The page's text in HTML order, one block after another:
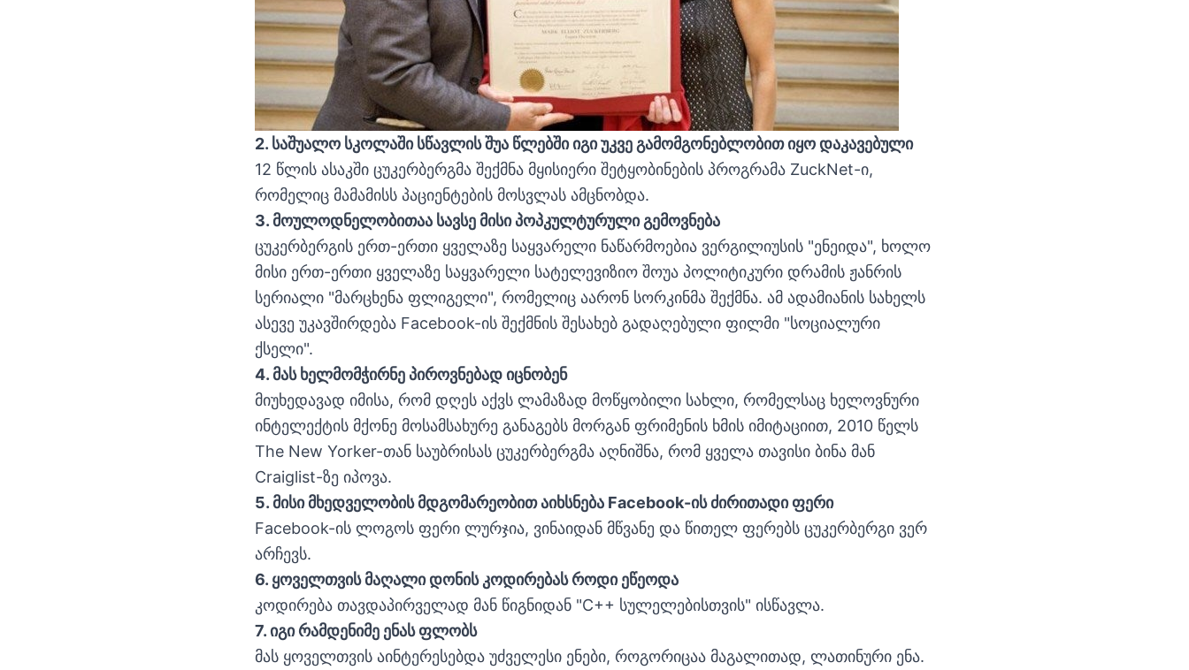
2. საშუალო სკოლაში სწავლის შუა წლებში იგი უკვე გამომგონებლობით იყო დაკავებული
12 წლის ასაკში ცუკერბერგმა შექმნა მყისიერი შეტყობინების პროგრამა ZuckNet-ი,
რომელიც მამამისს პაციენტების მოსვლას ამცნობდა.
3. მოულოდნელობითაა სავსე მისი პოპკულტურული გემოვნება
ცუკერბერგის ერთ-ერთი ყველაზე საყვარელი ნაწარმოებია ვერგილიუსის "ენეიდა", ხოლო
მისი ერთ-ერთი ყველაზე საყვარელი სატელევიზიო შოუა პოლიტიკური დრამის ჟანრის
სერიალი "მარცხენა ფლიგელი", რომელიც აარონ სორკინმა შექმნა. ამ ადამიანის სახელს
ასევე უკავშირდება Facebook-ის შექმნის შესახებ გადაღებული ფილმი "სოციალური
ქსელი".
4. მას ხელმომჭირნე პიროვნებად იცნობენ
მიუხედავად იმისა, რომ დღეს აქვს ლამაზად მოწყობილი სახლი, რომელსაც ხელოვნური
ინტელექტის მქონე მოსამსახურე განაგებს მორგან ფრიმენის ხმის იმიტაციით, 2010 წელს
The New Yorker-თან საუბრისას ცუკერბერგმა აღნიშნა, რომ ყველა თავისი ბინა მან
Craiglist-ზე იპოვა.
5. მისი მხედველობის მდგომარეობით აიხსნება Facebook-ის ძირითადი ფერი
Facebook-ის ლოგოს ფერი ლურჯია, ვინაიდან მწვანე და წითელ ფერებს ცუკერბერგი ვერ
არჩევს.
6. ყოველთვის მაღალი დონის კოდირებას როდი ეწეოდა
კოდირება თავდაპირველად მან წიგნიდან "C++ სულელებისთვის" ისწავლა.
7. იგი რამდენიმე ენას ფლობს
მას ყოველთვის აინტერესებდა უძველესი ენები, როგორიცაა მაგალითად, ლათინური ენა.